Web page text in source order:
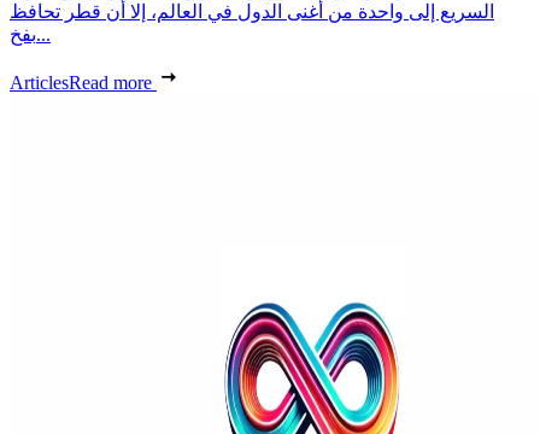
السريع إلى واحدة من أغنى الدول في العالم، إلا أن قطر تحافظ
بفخ...
ArticlesRead more